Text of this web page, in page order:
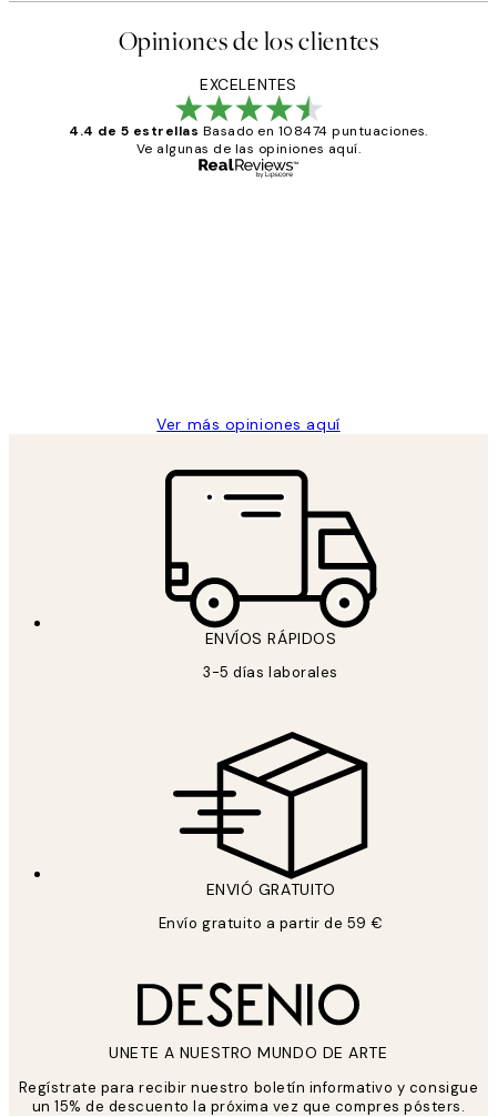
Opiniones de los clientes
EXCELENTES
4.4 de 5 estrellas Basado en 108474 puntuaciones.
Ve algunas de las opiniones aquí.
Ver más opiniones aquí
ENVÍOS RÁPIDOS
3-5 días laborales
ENVIÓ GRATUITO
Envío gratuito a partir de 59 €
UNETE A NUESTRO MUNDO DE ARTE
Regístrate para recibir nuestro boletín informativo y consigue
un 15% de descuento la próxima vez que compres pósters.